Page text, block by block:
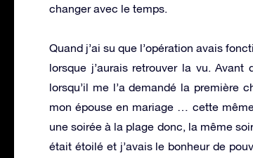
changer avec le temps.
Quand j’ai su que l’opération avais
lorsque j’aurais retrouver la vu.
lorsqu’il me l’a demandé la première
mon épouse en mariage … cette
une soirée à la plage donc, la même
était étoilé et j’avais le bonheur de